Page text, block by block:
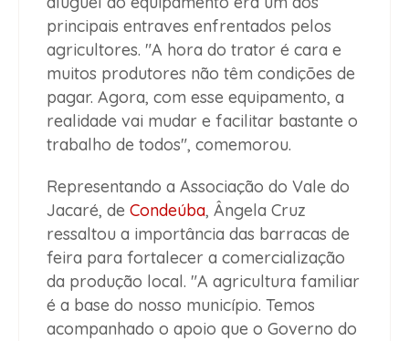
principais entraves enfrentados pelos
agricultores. "A hora do trator é cara e
muitos produtores não têm condições de
pagar. Agora, com esse equipamento, a
realidade vai mudar e facilitar bastante o
trabalho de todos", comemorou.
Representando a Associação do Vale do
Jacaré, de Condeúba, Ângela Cruz
ressaltou a importância das barracas de
feira para fortalecer a comercialização
da produção local. "A agricultura familiar
é a base do nosso município. Temos
acompanhado o apoio que o Governo do